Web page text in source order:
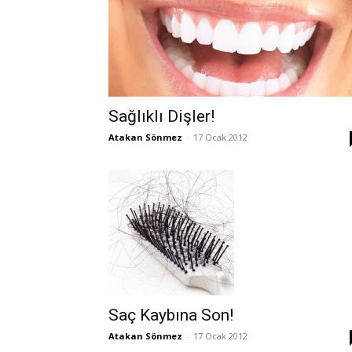
Sağlıklı Dişler!
Atakan Sönmez - 17 Ocak 2012
Saç Kaybına Son!
Atakan Sönmez - 17 Ocak 2012